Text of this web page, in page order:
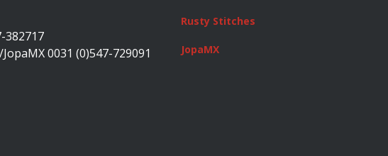
382717
0031 (0)547-729091
Rusty Stitches
JopaMX